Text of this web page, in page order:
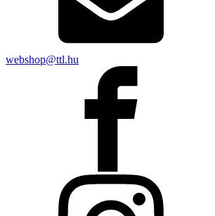
webshop@ttl.hu